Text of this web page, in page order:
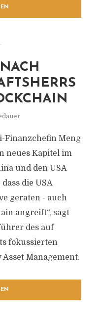
Finanzchefin Meng
neues Kapitel im
und den USA
die USA
geraten - auch
angreift“, sagt
des auf
fokussierten
Management.